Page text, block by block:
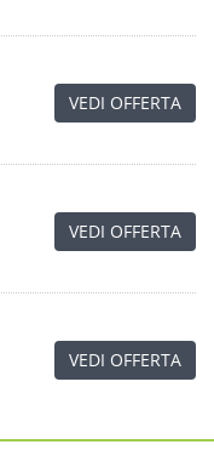
VEDI OFFERTA
VEDI OFFERTA
VEDI OFFERTA